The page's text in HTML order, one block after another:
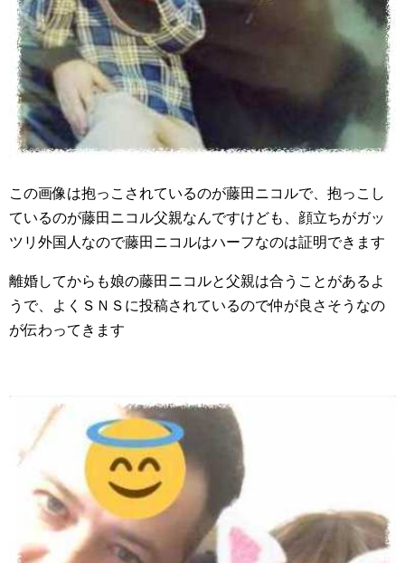
この画像は抱っこされているのが藤田ニコルで、抱っこし
ているのが藤田ニコル父親なんですけども、顔立ちがガッ
ツリ外国人なので藤田ニコルはハーフなのは証明できます
離婚してからも娘の藤田ニコルと父親は合うことがあるよ
うで、よくＳＮＳに投稿されているので仲が良さそうなの
が伝わってきます